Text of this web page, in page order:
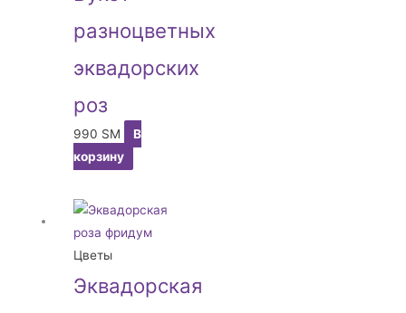
разноцветных
эквадорских
роз
990 ЅМ
В
корзину
Цветы
Эквадорская